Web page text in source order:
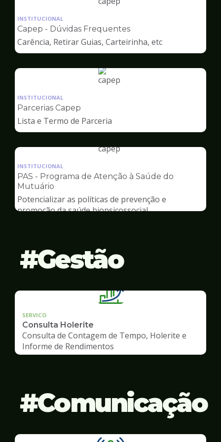
Ilustração
pagina
de
Capep
INSTITUCIONAL
Capep - Dúvidas Frequentes
Carência, Retirar Guias, Carteirinha, etc
Ilustração
Capep
INSTITUCIONAL
Parcerias Capep
Lista e Termo de Parceria
Ilustração
pagina
Capep
INSTITUCIONAL
PAS - Programa de Atenção à Saúde do
Mutuário
Potencializar as políticas de prevenção e
promoção da saúde biopsicossocial
Gestão
SERVICO
Consulta Holerite
Consulta de Contagem de Tempo, Holerite e
Informe de Rendimentos
Comunicação